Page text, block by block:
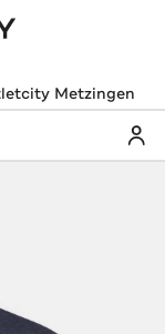
Metzingen